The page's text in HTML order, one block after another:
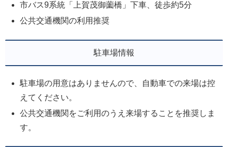
市バス9系統「上賀茂御薗橋」下車、徒歩約5分
公共交通機関の利用推奨
駐車場情報
駐車場の用意はありませんので、自動車での来場は控
えてください。
公共交通機関をご利用のうえ来場することを推奨しま
す。